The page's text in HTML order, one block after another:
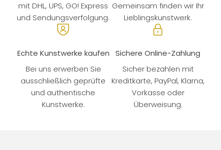
mit DHL, UPS, GO! Express
und Sendungsverfolgung.
Gemeinsam finden wir Ihr
Lieblingskunstwerk.
Echte Kunstwerke kaufen
Bei uns erwerben Sie
ausschließlich geprüfte
und authentische
Kunstwerke.
Sichere Online-Zahlung
Sicher bezahlen mit
Kreditkarte, PayPal, Klarna,
Vorkasse oder
Überweisung.